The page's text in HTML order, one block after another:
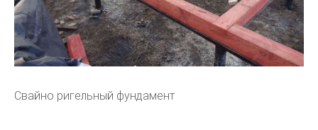
Свайно ригельный фундамент